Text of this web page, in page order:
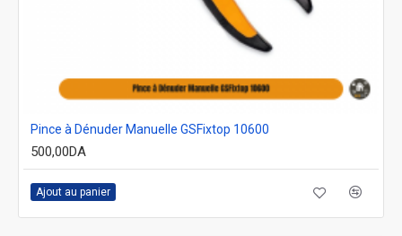
Pince à Dénuder Manuelle GSFixtop 10600
500,00DA
Ajout au panier